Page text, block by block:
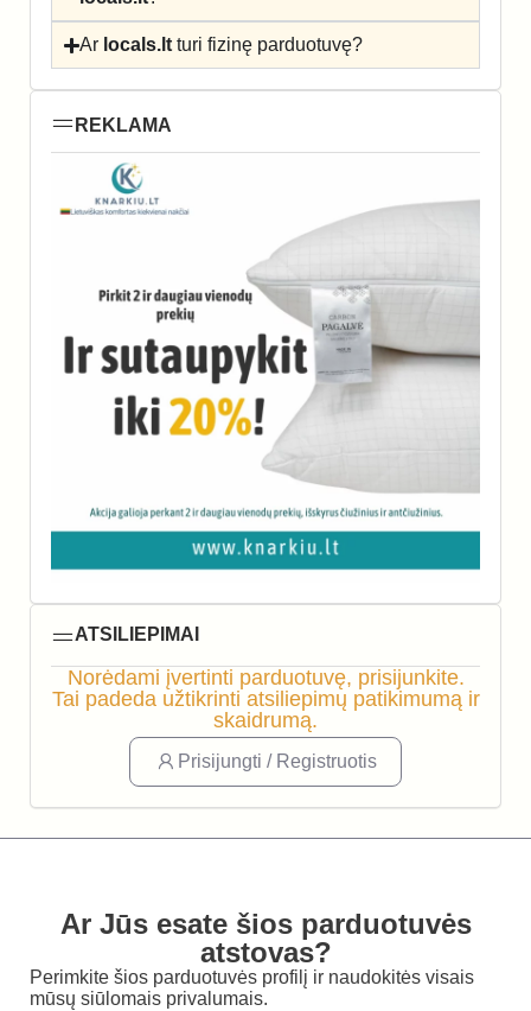
Ar locals.lt turi fizinę parduotuvę?
REKLAMA
ATSILIEPIMAI
Norėdami įvertinti parduotuvę, prisijunkite.
Tai padeda užtikrinti atsiliepimų patikimumą ir
skaidrumą.
Prisijungti / Registruotis
Ar Jūs esate šios parduotuvės
atstovas?
Perimkite šios parduotuvės profilį ir naudokitės visais
mūsų siūlomais privalumais.